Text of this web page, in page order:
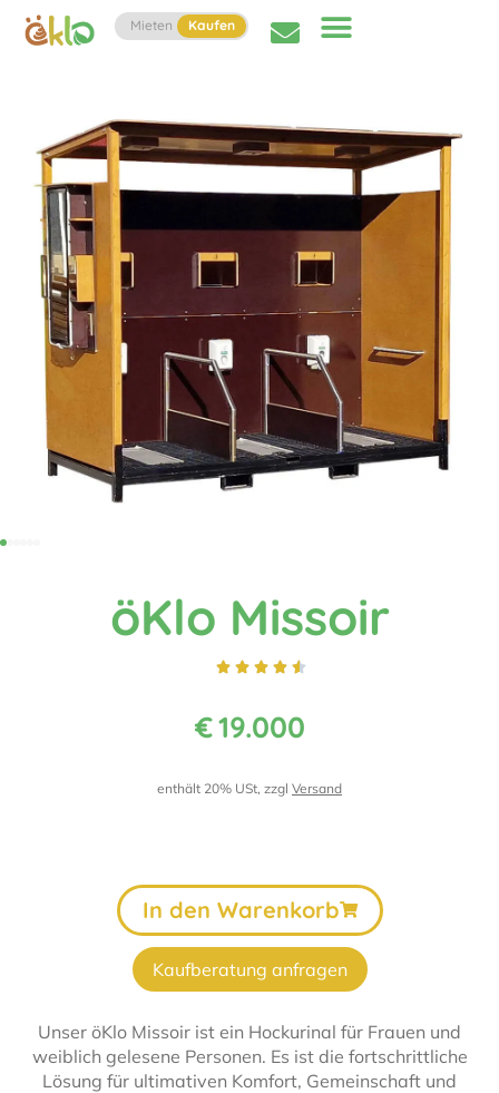
öKlo Missoir
    
€19.000
enthält 20% USt, zzgl Versand
In den Warenkorb
Kaufberatung anfragen
Unser öKlo Missoir ist ein Hockurinal für Frauen und
weiblich gelesene Personen. Es ist die fortschrittliche
Lösung für ultimativen Komfort, Gemeinschaft und